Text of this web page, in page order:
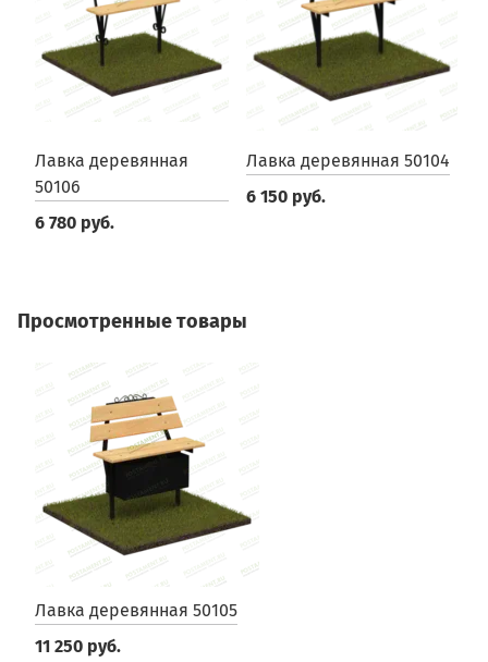
Лавка деревянная
50106
6 780 руб.
Лавка деревянная 50104
6 150 руб.
Просмотренные товары
Лавка деревянная 50105
11 250 руб.